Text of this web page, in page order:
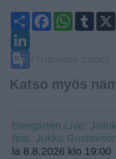
ShareFacebook
WhatsApp
Katso myös
Biergarten Live:
feat. Jukka
la 8.8.2026 klo 19:00